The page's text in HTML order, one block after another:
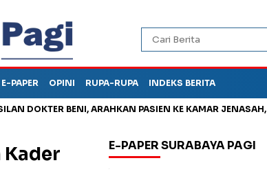
E-PAPER OPINI RUPA-RUPA INDEKS BERITA
BENI, ARAHKAN PASIEN KE KAMAR JENASAH, DISOROT
Kader
E-PAPER SURABAYA PAGI